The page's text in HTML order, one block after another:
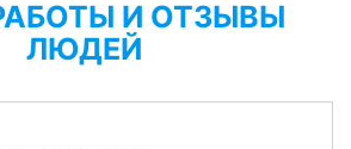
И ОТЗЫВЫ
ЛЮДЕЙ